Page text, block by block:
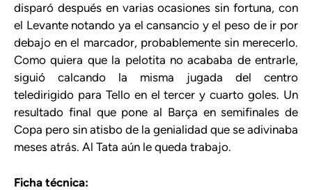
disparó después en varias ocasiones sin fortuna, con
el Levante notando ya el cansancio y el peso de ir por
debajo en el marcador, probablemente sin merecerlo.
Como quiera que la pelotita no acababa de entrarle,
siguió calcando la misma jugada del centro
teledirigido para Tello en el tercer y cuarto goles. Un
resultado final que pone al Barça en semifinales de
Copa pero sin atisbo de la genialidad que se adivinaba
meses atrás. Al Tata aún le queda trabajo.
Ficha técnica: